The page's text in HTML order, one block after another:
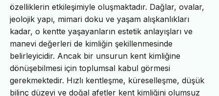
özelliklerin etkileşimiyle oluşmaktadır. Dağlar, ovalar,
jeolojik yapı, mimari doku ve yaşam alışkanlıkları
kadar, o kentte yaşayanların estetik anlayışları ve
manevi değerleri de kimliğin şekillenmesinde
belirleyicidir. Ancak bir unsurun kent kimliğine
dönüşebilmesi için toplumsal kabul görmesi
gerekmektedir. Hızlı kentleşme, küreselleşme, düşük
bilinç düzeyi ve doğal afetler kent kimliğini olumsuz